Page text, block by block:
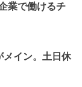
業で働けるチ
メイン。土日休